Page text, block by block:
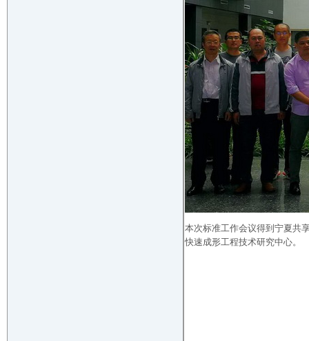
本次标准工作会议得到宁夏共
快速成形工程技术研究中心。